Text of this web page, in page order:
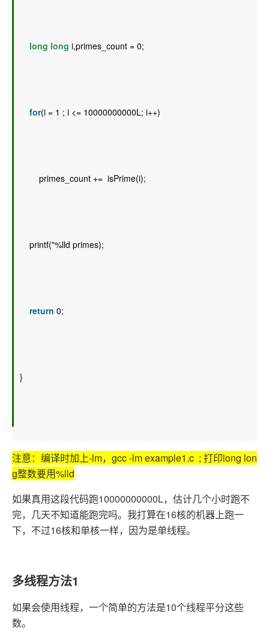
long long i,primes_count = 0;
for(i = 1 ; i <= 10000000000L; i++)
primes_count +=  isPrime(i);
printf("%lld primes);
return 0;
}
注意：编译时加上-lm，gcc -lm example1.c ; 打印long lon
g整数要用%lld
如果真用这段代码跑10000000000L，估计几个小时跑不
完，几天不知道能跑完吗。我打算在16核的机器上跑一
下，不过16核和单核一样，因为是单线程。
多线程方法1
如果会使用线程，一个简单的方法是10个线程平分这些
数。